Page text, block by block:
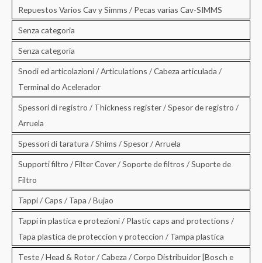
Repuestos Varios Cav y Simms / Pecas varias Cav-SIMMS
Senza categoria
Senza categoria
Snodi ed articolazioni / Articulations / Cabeza articulada /
Terminal do Acelerador
Spessori di registro / Thickness register / Spesor de registro /
Arruela
Spessori di taratura / Shims / Spesor / Arruela
Supporti filtro / Filter Cover / Soporte de filtros / Suporte de
Filtro
Tappi / Caps / Tapa / Bujao
Tappi in plastica e protezioni / Plastic caps and protections /
Tapa plastica de proteccion y proteccion / Tampa plastica
Teste / Head & Rotor / Cabeza / Corpo Distribuidor [Bosch e